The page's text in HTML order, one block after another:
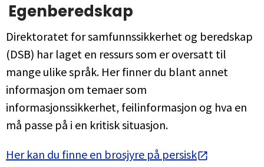
Egenberedskap
Direktoratet for samfunnssikkerhet og beredskap
(DSB) har laget en ressurs som er oversatt til
mange ulike språk. Her finner du blant annet
informasjon om temaer som
informasjonssikkerhet, feilinformasjon og hva en
må passe på i en kritisk situasjon.
Her kan du finne en brosjyre på persisk